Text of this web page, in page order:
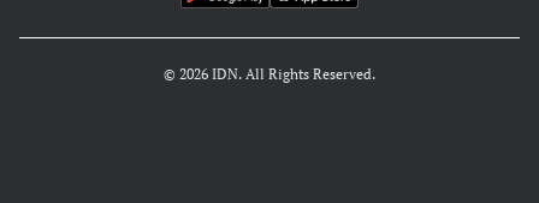
© 2026 IDN. All Rights Reserved.